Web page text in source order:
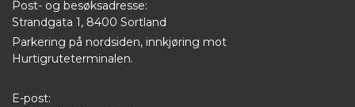
Post- og besøksadresse:
Strandgata 1, 8400 Sortland
Parkering på nordsiden, innkjøring mot
Hurtigruteterminalen.
E-post: